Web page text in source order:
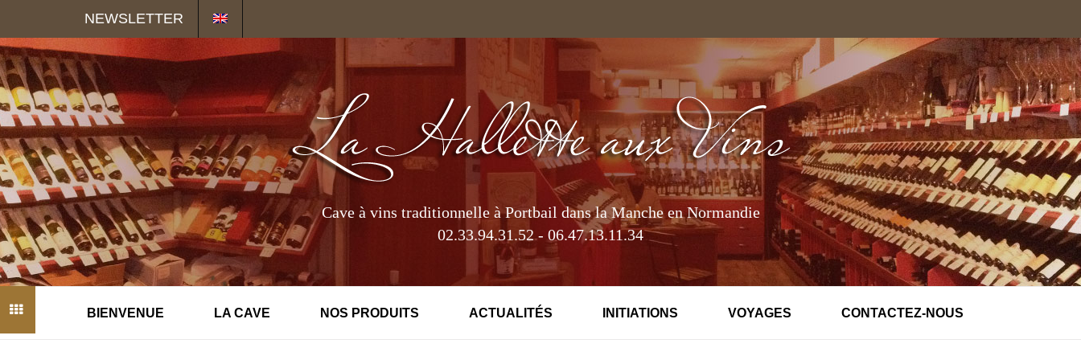
NEWSLETTER
Cave à vins traditionnelle à Portbail dans la Manche en Normandie
02.33.94.31.52 - 06.47.13.11.34
BIENVENUE LA CAVE NOS PRODUITS ACTUALITÉS INITIATIONS VOYAGES CONTACTEZ-NOUS
Panneau de gestion des cookies